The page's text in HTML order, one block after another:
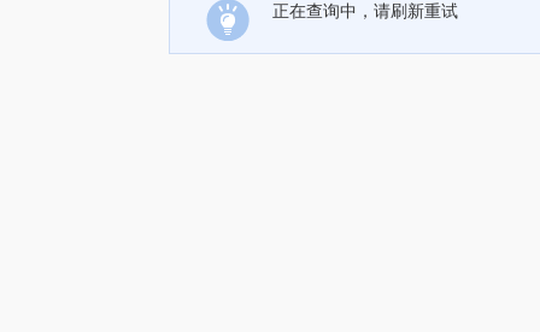
正在查询中，请刷新重试